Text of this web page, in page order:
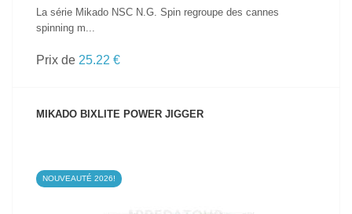
La série Mikado NSC N.G. Spin regroupe des cannes
spinning m...
Prix de 25.22 €
MIKADO BIXLITE POWER JIGGER
NOUVEAUTÉ 2026!